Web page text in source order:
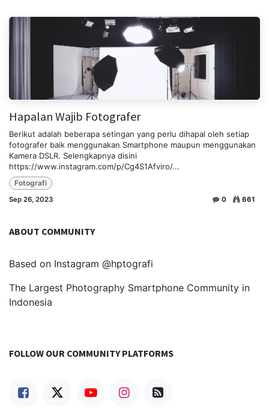
Hapalan Wajib Fotografer
Berikut adalah beberapa setingan yang perlu dihapal oleh setiap
fotografer baik menggunakan Smartphone maupun menggunakan
Kamera DSLR. Selengkapnya disini
https://www.instagram.com/p/Cg4S1Afviro/...
Fotografi
Sep 26, 2023 0 661
ABOUT COMMUNITY
Based on Instagram @hptografi
The Largest Photography Smartphone Community in
Indonesia
FOLLOW OUR COMMUNITY PLATFORMS